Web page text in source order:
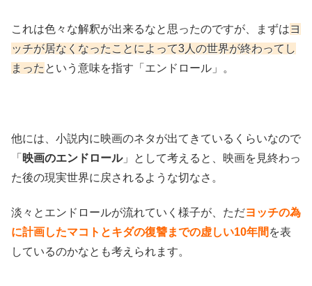
これは色々な解釈が出来るなと思ったのですが、まずはヨ
ッチが居なくなったことによって3人の世界が終わってし
まったという意味を指す「エンドロール」。
他には、小説内に映画のネタが出てきているくらいなので
「 映画のエンドロール」として考えると、映画を見終わっ
た後の現実世界に戻されるような切なさ。
淡々とエンドロールが流れていく様子が、ただヨッチの為
に計画したマコトとキダの復讐までの虚しい10年間 を表
しているのかなとも考えられます。